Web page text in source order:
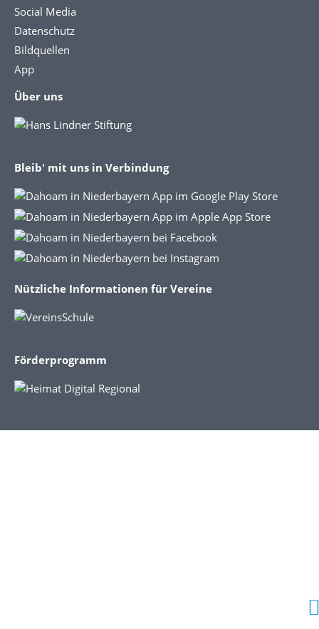
Social Media
Datenschutz
Bildquellen
App
Über uns
Bleib' mit uns in Verbindung
Nützliche Informationen für Vereine
Förderprogramm